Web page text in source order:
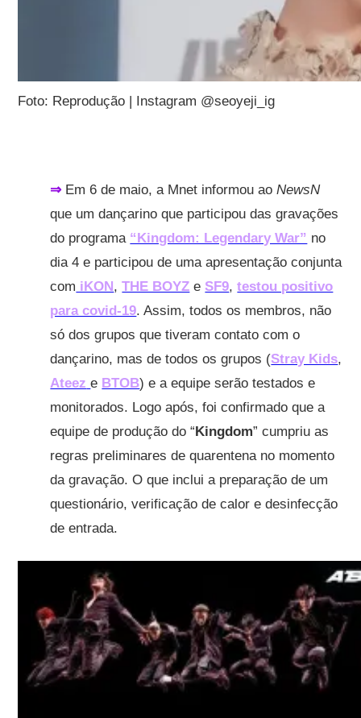
Foto: Reprodução | Instagram @seoyeji_ig
⇒ Em 6 de maio, a Mnet informou aoNewsN
que um dançarino que participou das gravações
do programa “Kingdom: Legendary War” no
dia 4e participou de uma apresentação conjunta
com iKON ,THE BOYZ eSF9,testou positivo
para covid-19. Assim, todos os membros, não
só dos grupos que tiveram contato com o
dançarino, mas de todos os grupos (Stray Kids,
Ateez e BTOB) e a equipe serão testados e
monitorados. Logo após, foi confirmado que a
equipe de produção do “ Kingdom” cumpriu as
regras preliminares de quarentena no momento
da gravação. O que inclui a preparação de um
questionário, verificação de calor e desinfecção
de entrada.